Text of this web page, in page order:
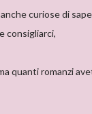
curiose di
consigliarci,
quanti romanzi